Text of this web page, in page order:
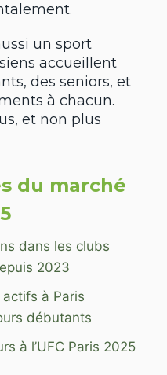
un sport
accueillent
des seniors, et
à chacun.
et non plus
du marché
dans les clubs
2023
à Paris
débutants
à l’UFC Paris 2025